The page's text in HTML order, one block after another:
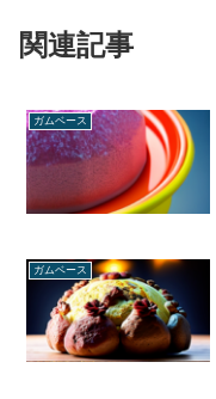
関連記事
ガムベース
ガムベース